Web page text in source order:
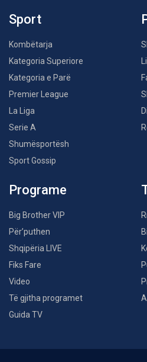
Sport
Kombëtarja
Kategoria Superiore
Kategoria e Parë
Premier League
La Liga
Serie A
Shumësportësh
Sport Gossip
Programe
Big Brother VIP
Për’puthen
Shqipëria LIVE
Fiks Fare
Video
Të gjitha programet
Guida TV